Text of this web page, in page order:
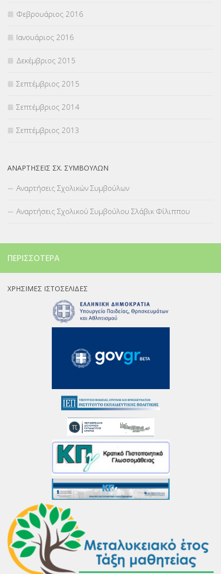
Φεβρουάριος 2016
Ιανουάριος 2016
Δεκέμβριος 2015
Σεπτέμβριος 2015
Σεπτέμβριος 2014
Σεπτέμβριος 2013
ΑΝΑΡΤΉΣΕΙΣ ΣΧ. ΣΥΜΒΟΎΛΩΝ
Αναρτήσεις Σχολικών Συμβούλων
Αναρτήσεις Σχολικού Συμβούλου Σλάβικ Φίλιππου
ΠΕΡΙΣΣΌΤΕΡΑ
ΧΡΉΣΙΜΕΣ ΙΣΤΟΣΕΛΊΔΕΣ